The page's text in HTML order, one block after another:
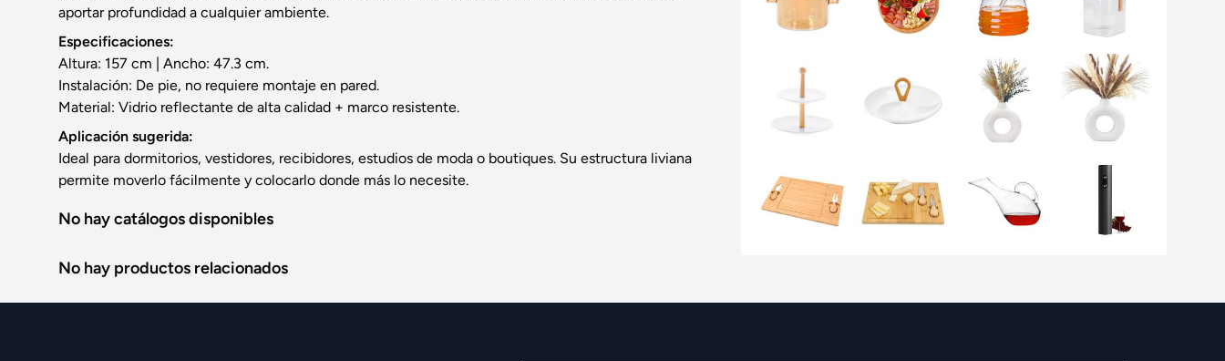
aportar profundidad a cualquier ambiente.
Especificaciones:
Altura: 157 cm | Ancho: 47.3 cm.
Instalación: De pie, no requiere montaje en pared.
Material: Vidrio reflectante de alta calidad + marco resistente.
Aplicación sugerida:
Ideal para dormitorios, vestidores, recibidores, estudios de moda o boutiques. Su estructura liviana
permite moverlo fácilmente y colocarlo donde más lo necesite.
No hay catálogos disponibles
No hay productos relacionados